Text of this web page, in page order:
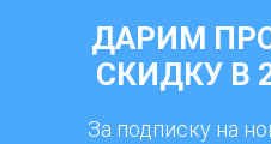
ДАРИМ
СКИДКУ В
За подписку на